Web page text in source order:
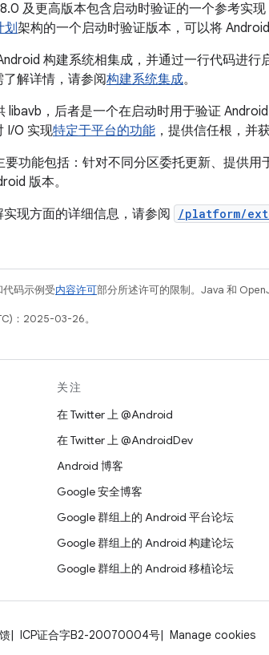
及更高版本包含启动时验证的一个参考实
划架构的一个启动时验证版本，可以将
构建系统相集成，并通过一行代码进
解详情，请参阅构建系统集成。
libavb，后者是一个在启动时用于验证
I/O 实现特定于平台的功能 ，提供信任根，并
要功能包括：针对不同分区委托更新、提供
版本。
现方面的详细信息，请参阅
/platform/
码示例受内容许可部分所述许可的限制。Java 和
：2025-03-26。
关注
在 Twitter 上 @Android
在 Twitter 上 @AndroidDev
Android 博客
Google 安全博客
Google 群组上的 Android 平台论坛
Google 群组上的 Android 构建论坛
Google 群组上的 Android 移植论坛
ICP证合字B2-20070004号 Manage cookies